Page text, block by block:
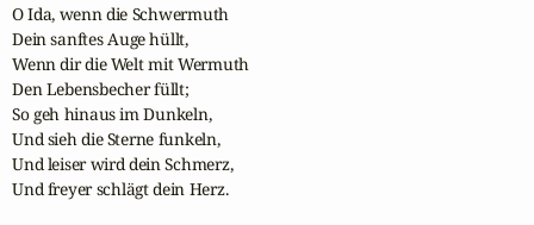
O Ida, wenn die Schwermuth
Dein sanftes Auge hüllt,
Wenn dir die Welt mit Wermuth
Den Lebensbecher füllt;
So geh hinaus im Dunkeln,
Und sieh die Sterne funkeln,
Und leiser wird dein Schmerz,
Und freyer schlägt dein Herz.